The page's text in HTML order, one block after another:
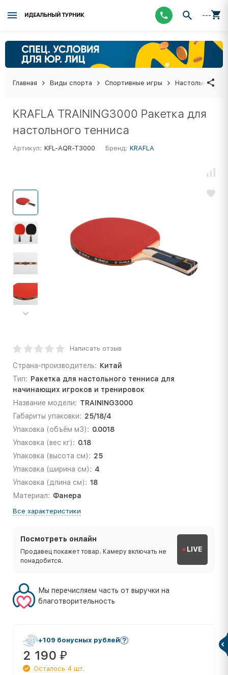
ИДЕАЛЬНЫЙ ТУРНИК ---
Главная Виды спорта Спортивные игры Настольный
KRAFLA TRAINING3000 Ракетка для
настольного тенниса
Артикул: KFL-AQR-T3000 Бренд: KRAFLA
Написать отзыв
Страна-производитель: Китай
Тип: Ракетка для настольного тенниса для
начинающих игроков и тренировок
Название модели: TRAINING3000
Габариты упаковки: 25/18/4
Упаковка (объём м3): 0.0018
Упаковка (вес кг): 0.18
Упаковка (высота см): 25
Упаковка (ширина см): 4
Упаковка (длина см): 18
Материал: Фанера
Все характеристики
Посмотреть онлайн
Продавец покажет товар. Камеру включать не
понадобится.
LIVE
Мы перечисляем часть от выручки на
благотворительность
+109 бонусных рублей
2 190 ₽
Осталось 4 шт.